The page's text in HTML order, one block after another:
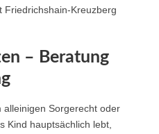
Friedrichshain-Kreuzberg
– Beratung
Sorgerecht oder
Kind hauptsächlich lebt,